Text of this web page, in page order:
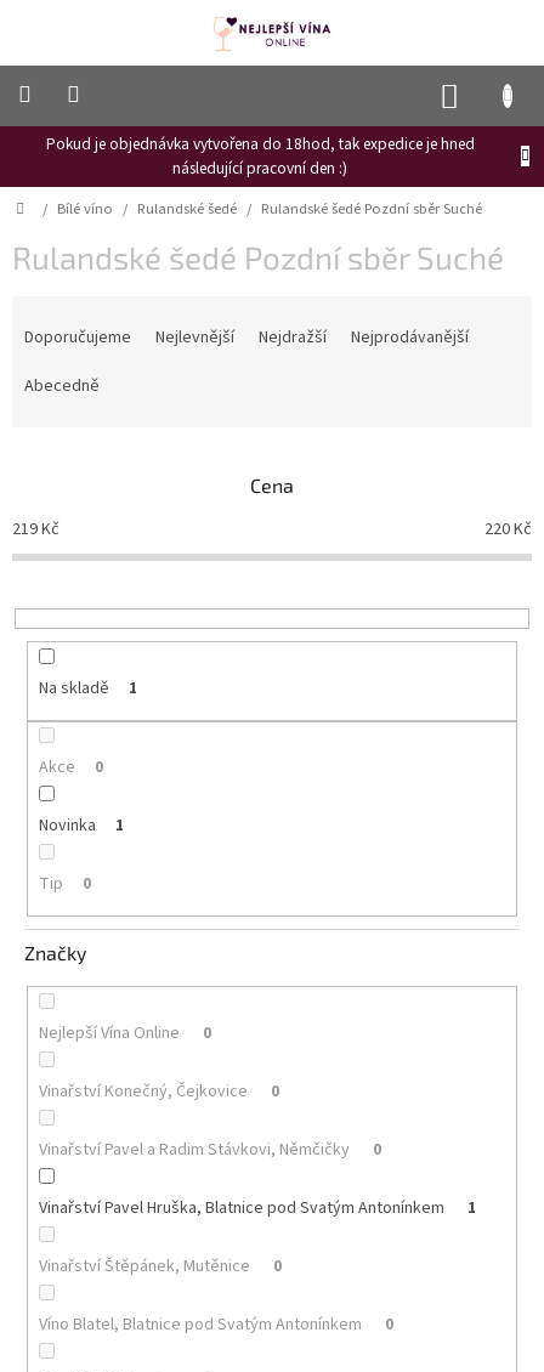
Pokud je objednávka vytvořena do 18hod, tak expedice je hned
následující pracovní den :)
Frizzante
Růžové
víno
Hroznový
Naši
vinaři
Vinné
Červené
k
vínu
Akční
nabídka
Dárkové
poukazy
Získat
Blog
Mladé
a
Svatomartinské
Prodej
vína
nabídka
Poslední
láhve
skladem
Cuvée
vína
Klarety
Domů
/ Bílé víno / Rulandské šedé / Rulandské šedé Pozdní sběr Suché
Rulandské šedé Pozdní sběr Suché
o
d
k
t
Doporučujeme Nejlevnější Nejdražší
Nejprodávanější
Abecedně
Cena
219Kč 220Kč
Na skladě 1
Akce 0
Novinka 1
Tip 0
Značky
Nejlepší Vína Online 0
Vinařství Konečný, Čejkovice 0
Vinařství Pavel a Radim Stávkovi, Němčičky 0
Vinařství Pavel Hruška, Blatnice pod Svatým Antonínkem 1
Vinařství Štěpánek, Mutěnice 0
Víno Blatel, Blatnice pod Svatým Antonínkem 0